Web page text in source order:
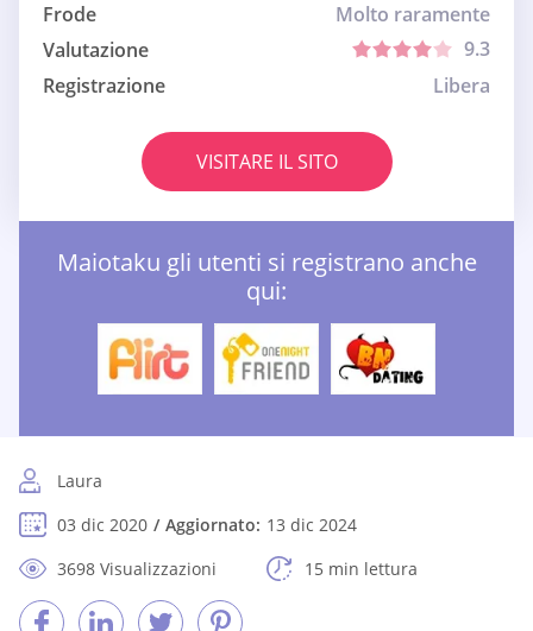
Frode
Molto raramente
Valutazione
9.3
Registrazione
Libera
VISITARE IL SITO
Maiotaku gli utenti si registrano anche
qui:
Laura
03 dic 2020
Aggiornato: 13 dic 2024
3698 Visualizzazioni
15 min lettura